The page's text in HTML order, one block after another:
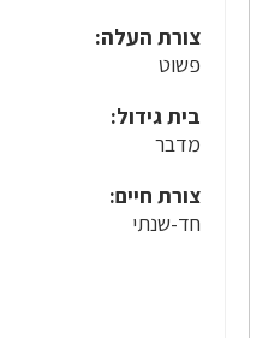
צורת העלה:
פשוט
בית גידול:
מדבר
צורת חיים:
חד-שנתי